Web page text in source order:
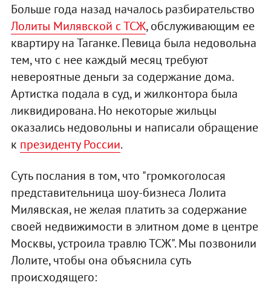
Больше года назад началось разбирательство
Лолиты Милявской с ТСЖ, обслуживающим ее
квартиру на Таганке. Певица была недовольна
тем, что с нее каждый месяц требуют
невероятные деньги за содержание дома.
Артистка подала в суд, и жилконтора была
ликвидирована. Но некоторые жильцы
оказались недовольны и написали обращение
к президенту России.
Суть послания в том, что "громкоголосая
представительница шоу-бизнеса Лолита
Милявская, не желая платить за содержание
своей недвижимости в элитном доме в центре
Москвы, устроила травлю ТСЖ". Мы позвонили
Лолите, чтобы она объяснила суть
происходящего: